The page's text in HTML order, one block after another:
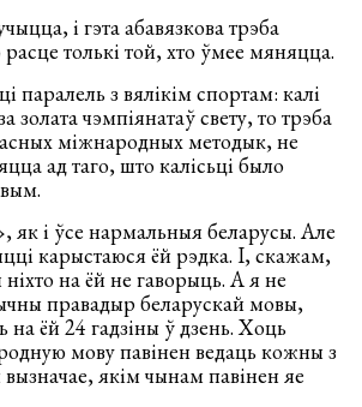
і гэта абавязкова трэба
толькі той, хто ўмее мяняцца.
паралель з вялікім спортам: калі
золата чэмпіянатаў свету, то трэба
міжнародных методык, не
ад таго, што калісьці было
і ўсе нармальныя беларусы. Але
карыстаюся ёй рэдка. І, скажам,
на ёй не гаворыць. А я не
правадыр беларускай мовы,
на ёй 24 гадзіны ў дзень. Хоць
мову павінен ведаць кожны з
якім чынам павінен яе